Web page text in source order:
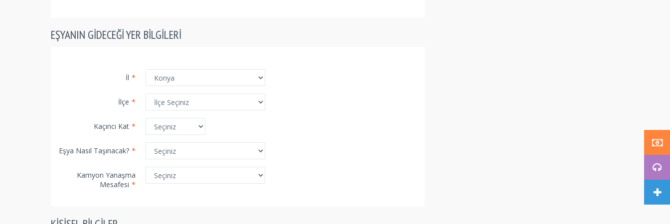
EŞYANIN GIDECEĞI YER BILGILERI
İl *
İlçe *
Kaçıncı Kat *
Eşya Nasıl Taşınacak? *
Kamyon Yanaşma
Mesafesi *